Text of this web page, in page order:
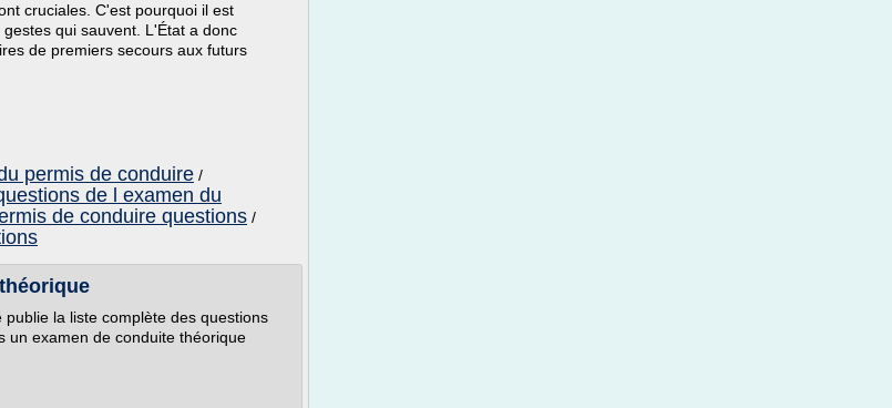
cruciales. C'est pourquoi il est
qui sauvent. L'État a donc
de premiers secours aux futurs
permis de conduire /
de l examen du
de conduire questions /
la liste complète des questions
un examen de conduite théorique